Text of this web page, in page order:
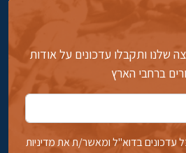
שלנו ותקבלו עדכונים על אודות
ברחבי הארץ
עדכונים בדוא''ל ומאשר/ת את מדיניות